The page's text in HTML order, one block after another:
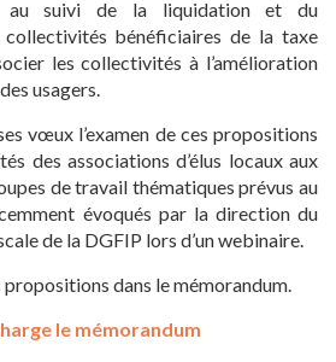
au suivi de la liquidation et du
bénéficiaires de la taxe
les collectivités à l’amélioration
usagers.
vœux l’examen de ces propositions
des associations d’élus locaux aux
de travail thématiques prévus au
évoqués par la direction du
de la DGFIP lors d’un webinaire.
dans le mémorandum.
le mémorandum